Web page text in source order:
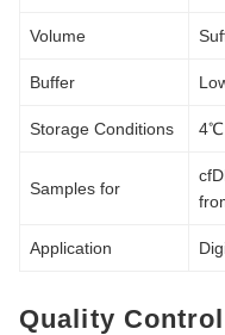
Volume
Buffer
Storage Conditions 4℃
Samples for
Application
Quality Control